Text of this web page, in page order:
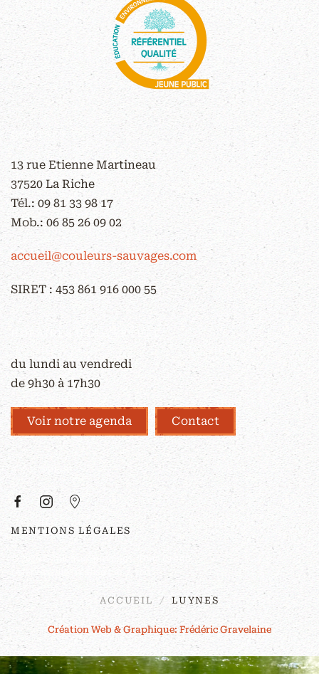
CONTACT
13 rue Etienne Martineau
37520 La Riche
Tél.: 09 81 33 98 17
Mob.:06 85 26 09 02
accueil@couleurs-sauvages.com
SIRET : 453 861 916 000 55
HORAIRES D'OUVERTURE
du lundi au vendredi
de 9h30 à 17h30
Voir notre agenda Contact
À PROPOS
MENTIONS LÉGALES
©
Couleurs Sauvages. Tous droits
réservés. Site réalisé par
z-red
ACCUEIL LUYNES
Création Web & Graphique: Frédéric Gravelaine